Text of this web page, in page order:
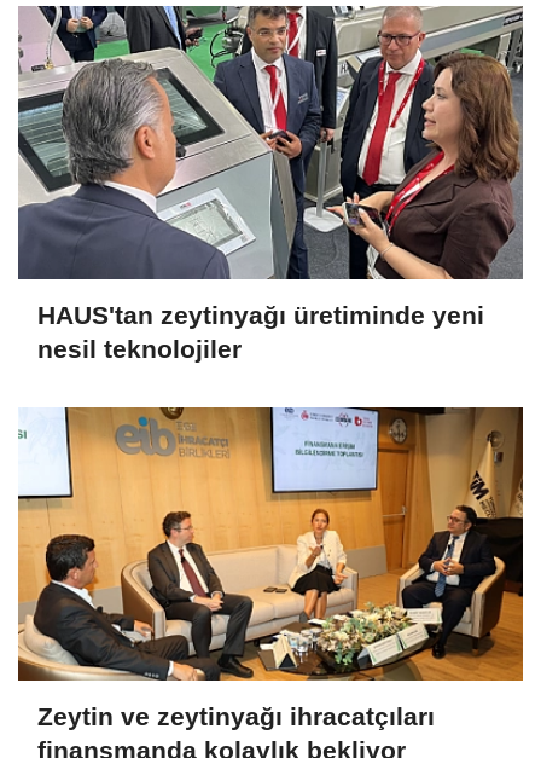
HAUS'tan zeytinyağı üretiminde yeni
nesil teknolojiler
Zeytin ve zeytinyağı ihracatçıları
finansmanda kolaylık bekliyor